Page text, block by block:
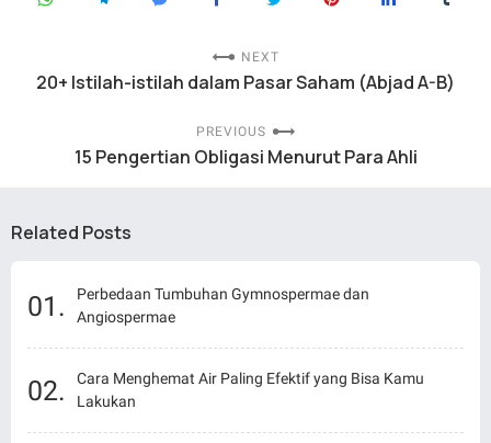
NEXT
20+ Istilah-istilah dalam Pasar Saham (Abjad A-B)
PREVIOUS
15 Pengertian Obligasi Menurut Para Ahli
Related Posts
Perbedaan Tumbuhan Gymnospermae dan
Angiospermae
Cara Menghemat Air Paling Efektif yang Bisa Kamu
Lakukan